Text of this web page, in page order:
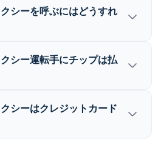
シーを呼ぶにはどうすれ
シー運転手にチップは払
シーはクレジットカード